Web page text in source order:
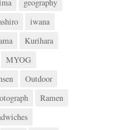
geography
iwana
Kurihara
MYOG
Outdoor
Ramen